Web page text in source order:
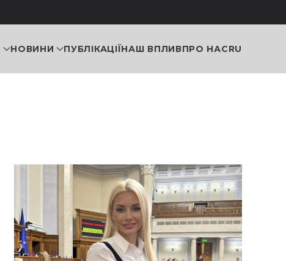
НОВИНИ ПУБЛІКАЦІЇНАШ ВПЛИВПРО НАСRU